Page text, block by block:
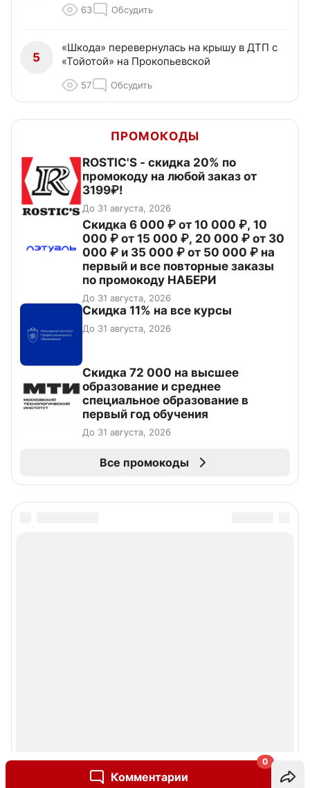
Комментарии
0
63 Обсудить
5
«Шкода» перевернулась на крышу в ДТП с
«Тойотой» на Прокопьевской
57 Обсудить
ПРОМОКОДЫ
ROSTIC'S - скидка 20% по
промокоду на любой заказ от
3199₽!
До 31 августа, 2026
Скидка 6 000 ₽ от 10 000 ₽, 10
000 ₽ от 15 000 ₽, 20 000 ₽ от 30
000 ₽ и 35 000 ₽ от 50 000 ₽ на
первый и все повторные заказы
по промокоду НАБЕРИ
До 31 августа, 2026
Скидка 11% на все курсы
До 31 августа, 2026
Скидка 72 000 на высшее
образование и среднее
специальное образование в
первый год обучения
До 31 августа, 2026
Все промокоды